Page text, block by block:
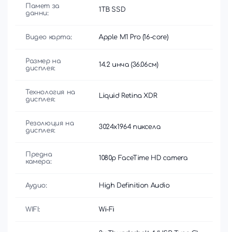
Памет за
данни:
1TB SSD
Видео карта: Apple M1 Pro (16-core)
Размер на
дисплея:
14.2 инча (36.06см)
Технология на
дисплея:
Liquid Retina XDR
Резолюция на
дисплея:
3024x1964 пиксела
Предна
камера:
1080p FaceTime HD camera
Аудио: High Definition Audio
WIFI: Wi-Fi